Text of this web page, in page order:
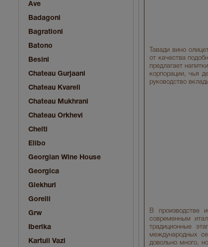
Ave
Badagoni
Bagrationi
Batono
Besini
Chateau Gurjaani
Chateau Kvareli
Chateau Mukhrani
Chateau Orkhevi
Chelti
Elibo
Georgian Wine House
Georgica
Glekhuri
Gorelli
Grw
Iberika
Kartuli Vazi
Тавади вино
от качества
предлагает
корпорации, чья
руководство
В производстве
современным
традиционные
международных
довольно много,